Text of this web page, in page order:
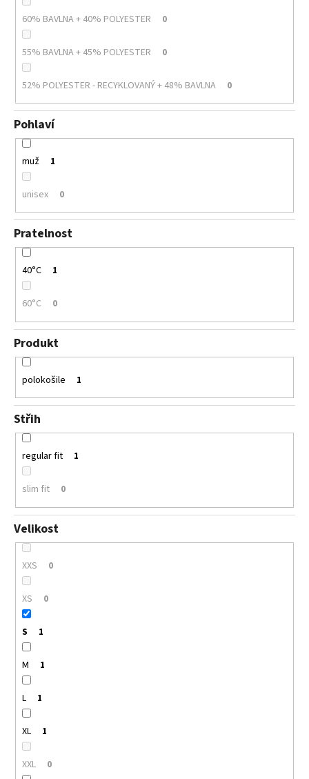
60% BAVLNA + 40% POLYESTER 0
55% BAVLNA + 45% POLYESTER 0
52% POLYESTER - RECYKLOVANÝ + 48% BAVLNA 0
Pohlaví
muž 1
unisex 0
Pratelnost
40°C 1
60°C 0
Produkt
polokošile 1
Střih
regular fit 1
slim fit 0
Velikost
XXS 0
XS 0
S 1
M 1
L 1
XL 1
XXL 0